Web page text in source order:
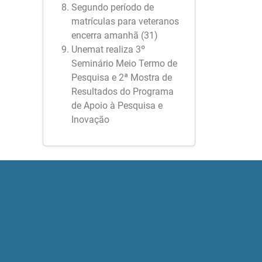
Segundo período de
matrículas para veteranos
encerra amanhã (31)
Unemat realiza 3º
Seminário Meio Termo de
Pesquisa e 2ª Mostra de
Resultados do Programa
de Apoio à Pesquisa e
Inovação